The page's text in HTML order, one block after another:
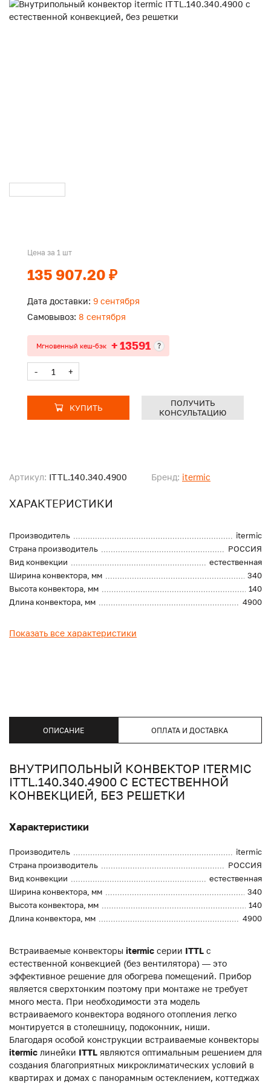
Артикул: ITTL.140.340.4900 Бренд: itermic
ХАРАКТЕРИСТИКИ
Производитель
itermic
Страна производитель
РОССИЯ
Вид конвекции
естественная
Ширина конвектора, мм
340
Высота конвектора, мм
140
Длина конвектора, мм
4900
Показать все характеристики
Цена за 1 шт
135 907.20 ₽
Дата доставки: 9 сентября
Самовывоз: 8 сентября
Мгновенный кеш-бэк + 13591 ?
- +
КУПИТЬ
ПОЛУЧИТЬ
КОНСУЛЬТАЦИЮ
ОПИСАНИЕ ОПЛАТА И ДОСТАВКА
ВНУТРИПОЛЬНЫЙ КОНВЕКТОР ITERMIC
ITTL.140.340.4900 С ЕСТЕСТВЕННОЙ
КОНВЕКЦИЕЙ, БЕЗ РЕШЕТКИ
Характеристики
Производитель
itermic
Страна производитель
РОССИЯ
Вид конвекции
естественная
Ширина конвектора, мм
340
Высота конвектора, мм
140
Длина конвектора, мм
4900
Встраиваемые конвекторы itermic серии ITTL с
естественной конвекцией (без вентилятора) — это
эффективное решение для обогрева помещений. Прибор
является сверхтонким поэтому при монтаже не требует
много места. При необходимости эта модель
встраиваемого конвектора водяного отопления легко
монтируется в столешницу, подоконник, ниши.
Благодаря особой конструкции встраиваемые конвекторы
itermic линейки ITTL являются оптимальным решением для
создания благоприятных микроклиматических условий в
квартирах и домах с панорамным остеклением, коттеджах